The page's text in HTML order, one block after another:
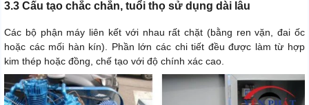
3.3 Cấu tạo chắc chắn, tuổi thọ sử dụng dài lâu
Các bộ phận máy liên kết với nhau rất chặt (bằng ren vặn, đai ốc
hoặc các mối hàn kín). Phần lớn các chi tiết đều được làm từ hợp
kim thép hoặc đồng, chế tạo với độ chính xác cao.